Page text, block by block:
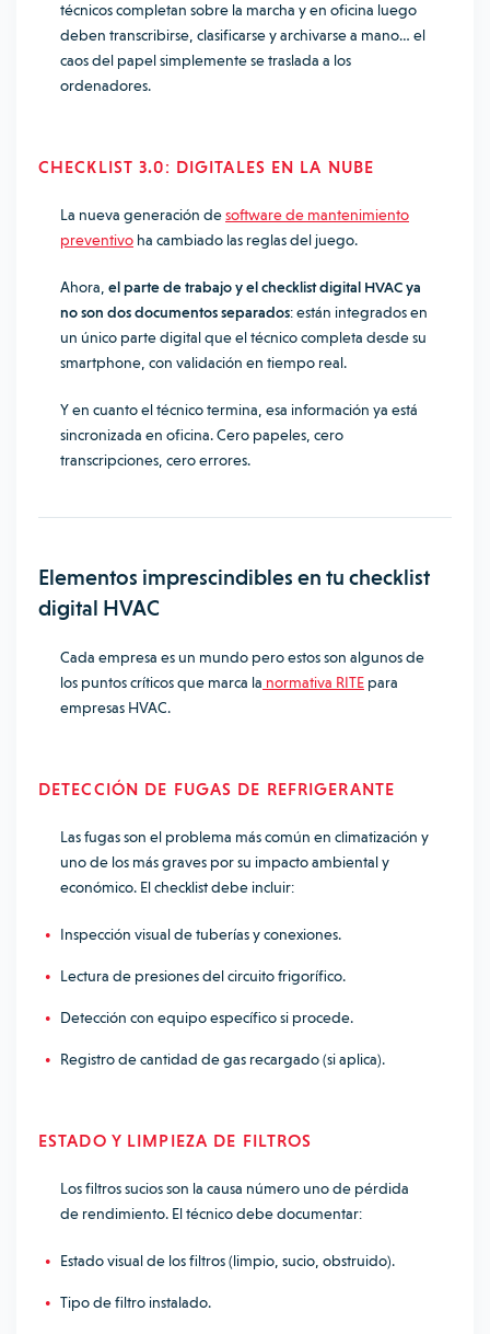
técnicos completan sobre la marcha y en oficina luego
deben transcribirse, clasificarse y archivarse a mano… el
caos del papel simplemente se traslada a los
ordenadores.
CHECKLIST 3.0: DIGITALES EN LA NUBE
La nueva generación desoftware de mantenimiento
preventivo ha cambiado las reglas del juego.
Ahora, el parte de trabajo y el checklist digital HVAC ya
no son dos documentos separados: están integrados en
un único parte digital que el técnico completa desde su
smartphone, con validación en tiempo real.
Y en cuanto el técnico termina, esa información ya está
sincronizada en oficina. Cero papeles, cero
transcripciones, cero errores.
Elementos imprescindibles en tu checklist
digital HVAC
Cada empresa es un mundo pero estos son algunos de
los puntos críticos que marca la normativa RITE para
empresas HVAC.
DETECCIÓN DE FUGAS DE REFRIGERANTE
Las fugas son el problema más común en climatización y
uno de los más graves por su impacto ambiental y
económico. El checklist debe incluir:
Inspección visual de tuberías y conexiones.
Lectura de presiones del circuito frigorífico.
Detección con equipo específico si procede.
Registro de cantidad de gas recargado (si aplica).
ESTADO Y LIMPIEZA DE FILTROS
Los filtros sucios son la causa número uno de pérdida
de rendimiento. El técnico debe documentar:
Estado visual de los filtros (limpio, sucio, obstruido).
Tipo de filtro instalado.